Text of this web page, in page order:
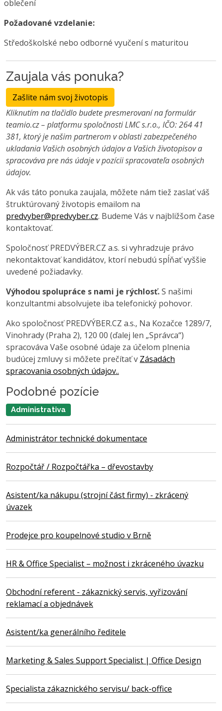
oblečení
Požadované vzdelanie:
Středoškolské nebo odborné vyučení s maturitou
Zaujala vás ponuka?
Zašlite nám svoj životopis
Kliknutím na tlačidlo budete presmerovaní na formulár
teamio.cz – platformu spoločnosti LMC s.r.o., IČO: 264 41
381, ktorý je našim partnerom v oblasti zabezpečeného
ukladania Vašich osobných údajov a Vašich životopisov a
spracováva pre nás údaje v pozícii spracovateľa osobných
údajov.
Ak vás táto ponuka zaujala, môžete nám tiež zaslať váš
štruktúrovaný životopis emailom na
predvyber@predvyber.cz. Budeme Vás v najbližšom čase
kontaktovať.
Spoločnosť PREDVÝBER.CZ a.s. si vyhradzuje právo
nekontaktovať kandidátov, ktorí nebudú spĺňať vyššie
uvedené požiadavky.
Výhodou spolupráce s nami je rýchlosť.S našimi
konzultantmi absolvujete iba telefonický pohovor.
Ako spoločnosť PREDVÝBER.CZ a.s., Na Kozačce 1289/7,
Vinohrady (Praha 2), 120 00 (ďalej len „Správca“)
spracováva Vaše osobné údaje za účelom plnenia
budúcej zmluvy si môžete prečítať v Zásadách
spracovania osobných údajov..
Podobné pozície
Administrativa
Administrátor technické dokumentace
Rozpočtář / Rozpočtářka – dřevostavby
Asistent/ka nákupu (strojní část firmy) - zkrácený
úvazek
Prodejce pro koupelnové studio v Brně
HR & Office Specialist – možnost i zkráceného úvazku
Obchodní referent - zákaznický servis, vyřizování
reklamací a objednávek
Asistent/ka generálního ředitele
Marketing & Sales Support Specialist | Office Design
Specialista zákaznického servisu/ back-office